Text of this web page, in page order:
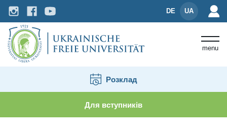
DE UA
menu
Розклад
Для вступників
Лекція-презентація Тетяни